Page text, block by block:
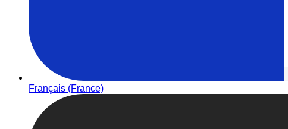
Français (France)